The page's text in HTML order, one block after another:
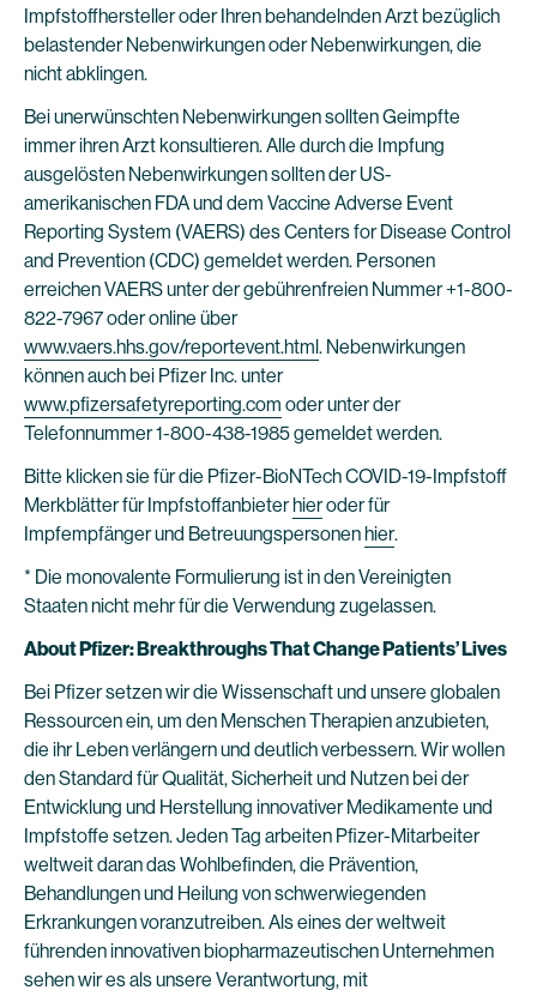
Impfstoffhersteller oder Ihren behandelnden Arzt bezüglich
belastender Nebenwirkungen oder Nebenwirkungen, die
nicht abklingen.
Bei unerwünschten Nebenwirkungen sollten Geimpfte
immer ihren Arzt konsultieren. Alle durch die Impfung
ausgelösten Nebenwirkungen sollten der US-
amerikanischen FDA und dem Vaccine Adverse Event
Reporting System (VAERS) des Centers for Disease Control
and Prevention (CDC) gemeldet werden. Personen
erreichen VAERS unter der gebührenfreien Nummer +1-800-
822-7967 oder online über
www.vaers.hhs.gov/reportevent.html. Nebenwirkungen
können auch bei Pfizer Inc. unter
www.pfizersafetyreporting.com oder unter der
Telefonnummer 1-800-438-1985 gemeldet werden.
Bitte klicken sie für die Pfizer-BioNTech COVID-19-Impfstoff
Merkblätter für Impfstoffanbieterhieroder für
Impfempfänger und Betreuungspersonenhier.
* Die monovalente Formulierung ist in den Vereinigten
Staaten nicht mehr für die Verwendung zugelassen.
About Pfizer: Breakthroughs That Change Patients’ Lives
Bei Pfizer setzen wir die Wissenschaft und unsere globalen
Ressourcen ein, um den Menschen Therapien anzubieten,
die ihr Leben verlängern und deutlich verbessern. Wir wollen
den Standard für Qualität, Sicherheit und Nutzen bei der
Entwicklung und Herstellung innovativer Medikamente und
Impfstoffe setzen. Jeden Tag arbeiten Pfizer-Mitarbeiter
weltweit daran das Wohlbefinden, die Prävention,
Behandlungen und Heilung von schwerwiegenden
Erkrankungen voranzutreiben. Als eines der weltweit
führenden innovativen biopharmazeutischen Unternehmen
sehen wir es als unsere Verantwortung, mit